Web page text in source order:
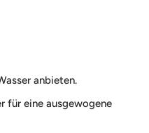
anbieten.
für eine ausgewogene